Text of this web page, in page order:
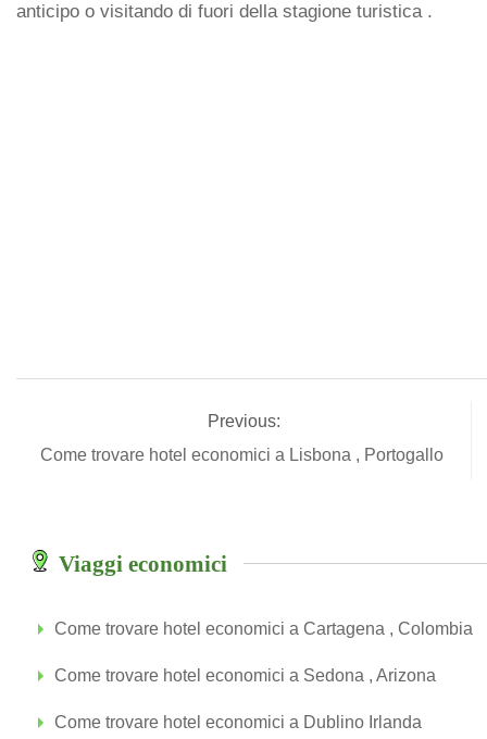
anticipo o visitando di fuori della stagione turistica .
Previous:
Come trovare hotel economici a Lisbona , Portogallo
Viaggi economici
Come trovare hotel economici a Cartagena , Colombia
Come trovare hotel economici a Sedona , Arizona
Come trovare hotel economici a Dublino Irlanda